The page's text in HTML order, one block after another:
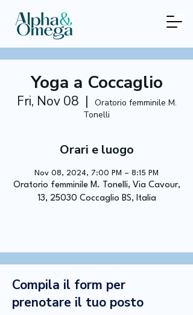
Yoga a Coccaglio
Fri, Nov 08
  |
Oratorio femminile M.
Tonelli
Orari e luogo
Nov 08, 2024, 7:00 PM – 8:15 PM
Oratorio femminile M. Tonelli, Via Cavour,
13, 25030 Coccaglio BS, Italia
Compila il form per
prenotare il tuo posto